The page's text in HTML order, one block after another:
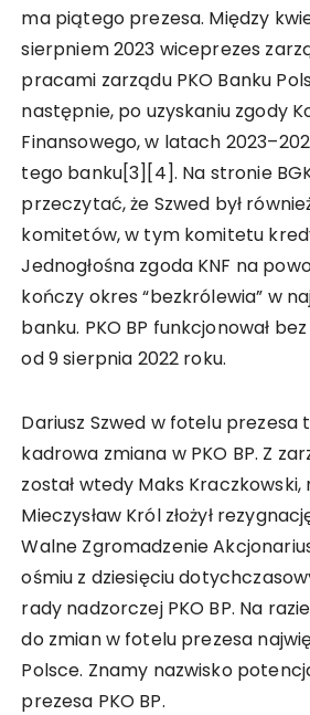
ma piątego prezesa. Między
sierpniem 2023 wiceprezes
pracami zarządu PKO Banku
następnie, po uzyskaniu zgody
Finansowego, w latach
tego banku[3][4]. Na stronie
przeczytać, że Szwed był
komitetów, w tym komitetu
Jednogłośna zgoda KNF na
kończy okres “bezkrólewia” w
banku. PKO BP funkcjonował
od 9 sierpnia 2022 roku.
Dariusz Szwed w fotelu prezesa
kadrowa zmiana w PKO BP. Z
został wtedy Maks
Mieczysław Król złożył
Walne Zgromadzenie
ośmiu z dziesięciu
rady nadzorczej PKO BP. Na
do zmian w fotelu prezesa
Polsce. Znamy nazwisko
prezesa PKO BP.